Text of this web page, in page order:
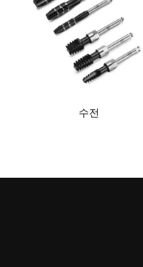
수전